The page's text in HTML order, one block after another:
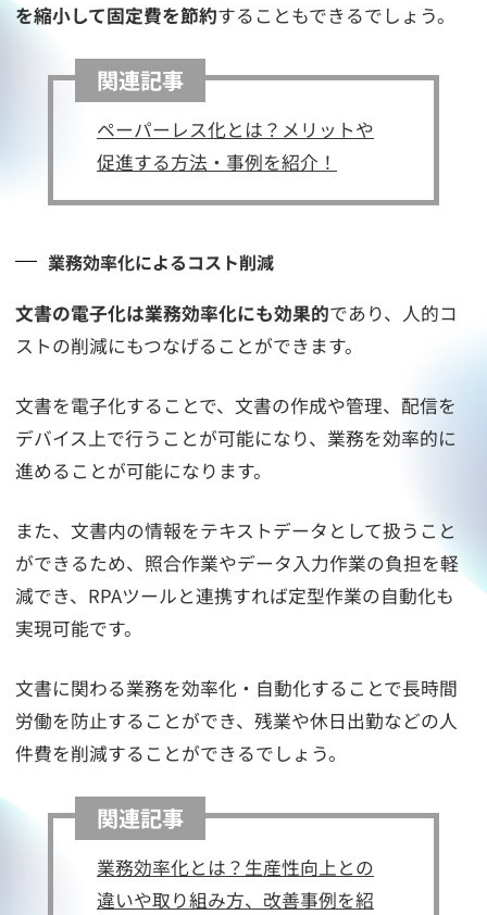
を縮小して固定費を節約することもできるでしょう。
関連記事
ペーパーレス化とは？メリットや
促進する方法・事例を紹介！
業務効率化によるコスト削減
文書の電子化は業務効率化にも効果的であり、人的コ
ストの削減にもつなげることができます。
文書を電子化することで、文書の作成や管理、配信を
デバイス上で行うことが可能になり、業務を効率的に
進めることが可能になります。
また、文書内の情報をテキストデータとして扱うこと
ができるため、照合作業やデータ入力作業の負担を軽
減でき、RPAツールと連携すれば定型作業の自動化も
実現可能です。
文書に関わる業務を効率化・自動化することで長時間
労働を防止することができ、残業や休日出勤などの人
件費を削減することができるでしょう。
関連記事
業務効率化とは？生産性向上との
違いや取り組み方、改善事例を紹